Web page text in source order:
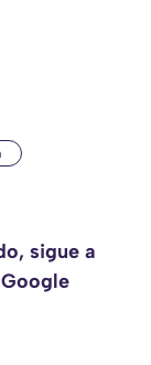
sigue a